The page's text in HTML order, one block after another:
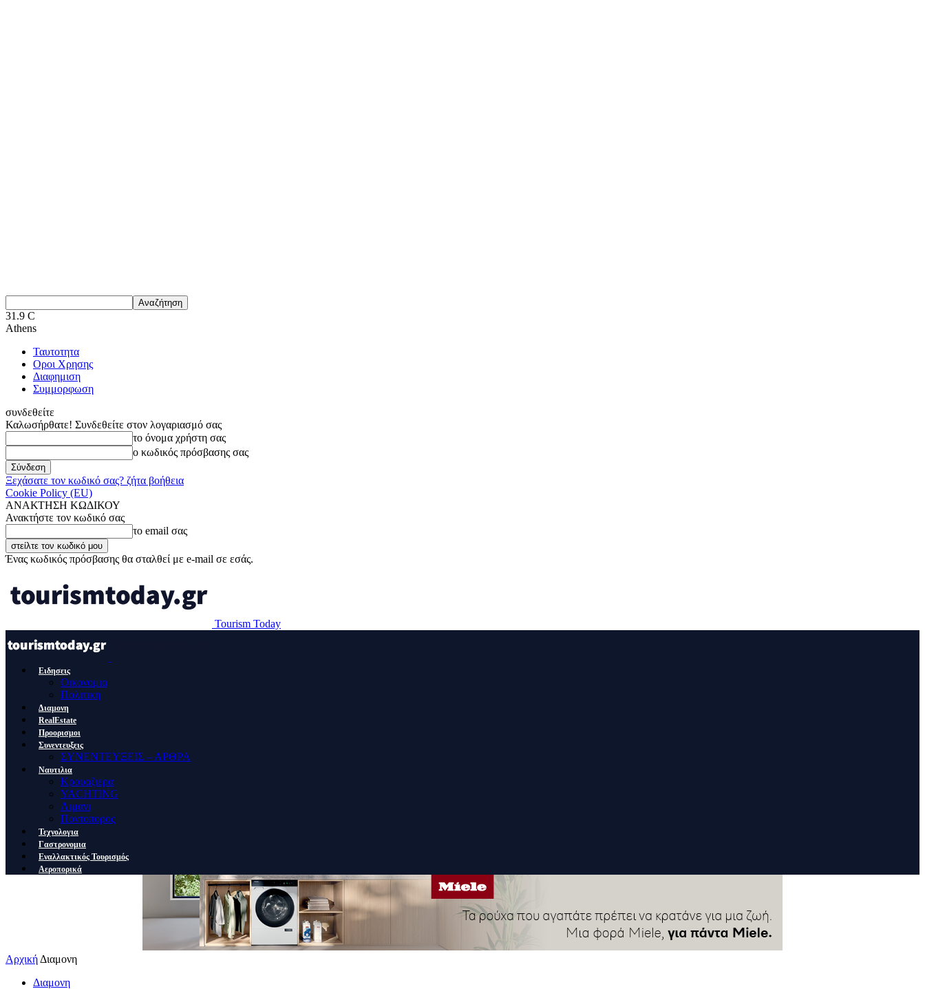
31.9 C
Athens
Ταυτοτητα
Οροι Χρησης
Διαφημιση
Συμμορφωση
συνδεθείτε
Καλωσήρθατε! Συνδεθείτε στον λογαριασμό σας
το όνομα χρήστη σας
ο κωδικός πρόσβασης σας
Ξεχάσατε τον κωδικό σας? ζήτα βοήθεια
Cookie Policy (EU)
ΑΝΑΚΤΗΣΗ ΚΩΔΙΚΟΥ
Ανακτήστε τον κωδικό σας
το email σας
Ένας κωδικός πρόσβασης θα σταλθεί με e-mail σε εσάς.
Tourism Today
Ειδησεις
Οικονομια
Πολιτικη
Διαμονη
RealEstate
Προορισμοι
Συνεντευξεις
ΣΥΝΕΝΤΕΥΞΕΙΣ – ΑΡΘΡΑ
Ναυτιλια
Κρουαζιερα
YACHTING
Λιμανι
Ποντοπορος
Τεχνολογια
Γαστρονομια
Εναλλακτικός Τουρισμός
Αεροπορικά
Αρχική Διαμονη
Διαμονη